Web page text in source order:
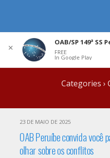
Categories ›
23 DE MAIO DE 2025
OAB Peruíbe convida você
olhar sobre os conflitos
✕
OAB/SP 149ª SS
FREE
In Google Play